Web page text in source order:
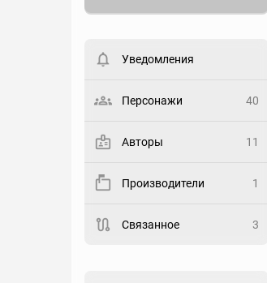
пользователи. Хотите
Статус
Закладка
Выберите рейтинг
Уведомления
Персонажи 40
Авторы 11
Производители 1
Связанное 3